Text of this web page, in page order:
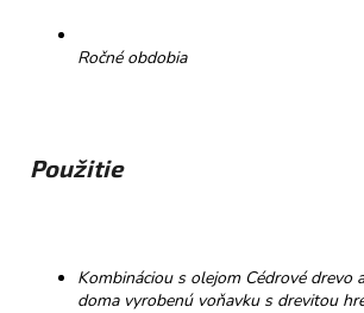
Ročné obdobia
Použitie
Kombináciou s olejom Cédrové drevo
doma vyrobenú voňavku s drevitou